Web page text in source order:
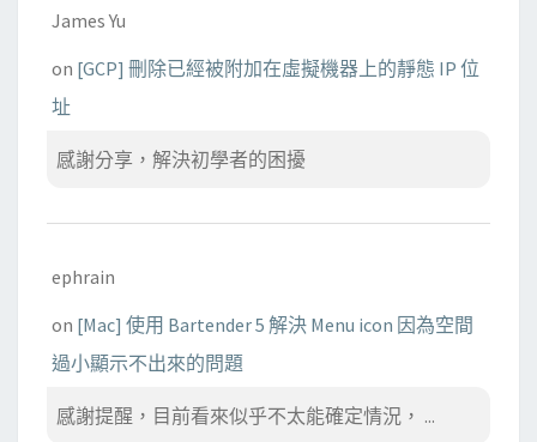
？
James Yu
on [GCP] 刪除已經被附加在虛擬機器上的靜態 IP 位
址
感謝分享，解決初學者的困擾
ephrain
on [Mac] 使用 Bartender 5 解決 Menu icon 因為空間
過小顯示不出來的問題
感謝提醒，目前看來似乎不太能確定情況， ...